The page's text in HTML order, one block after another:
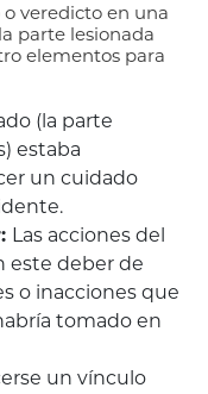
veredicto en una
parte lesionada
elementos para
(la parte
estaba
un cuidado
Las acciones del
este deber de
o inacciones que
tomado en
un vínculo